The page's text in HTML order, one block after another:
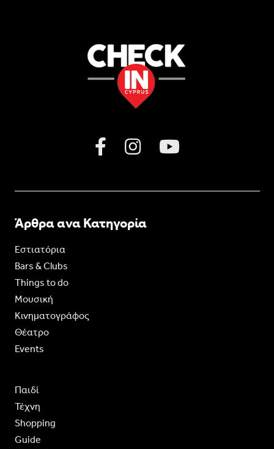
Άρθρα ανα Κατηγορία
Εστιατόρια
Bars & Clubs
Things to do
Moυσική
Κινηματογράφος
Θέατρο
Events
Παιδί
Τέχνη
Shopping
Guide